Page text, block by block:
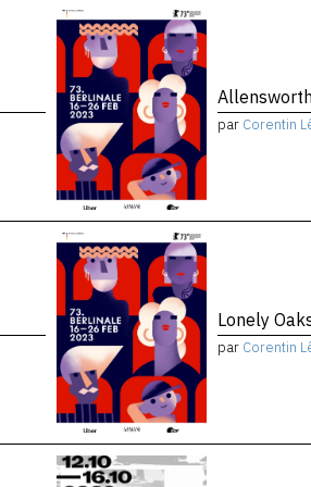
par Corentin
Lonely
par Corentin